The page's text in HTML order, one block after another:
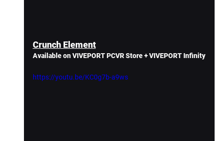
Crunch Element
Available on VIVEPORT PCVR Store + VIVEPORT Infinity
https://youtu.be/KC0g7b-a9ws